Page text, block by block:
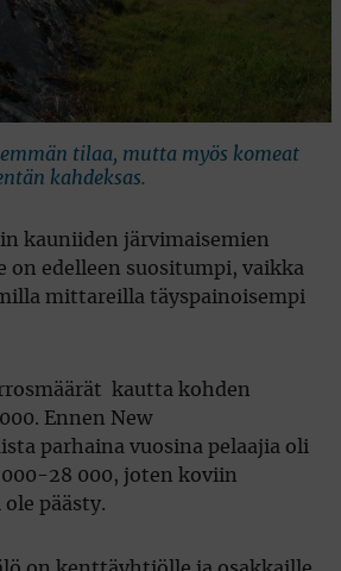
tilaa, mutta myös komeat
kahdeksas.
kauniiden järvimaisemien
on edelleen suositumpi, vaikka
mittareilla täyspainoisempi
kautta kohden
Ennen New
parhaina vuosina pelaajia oli
28 000, joten koviin
päästy.